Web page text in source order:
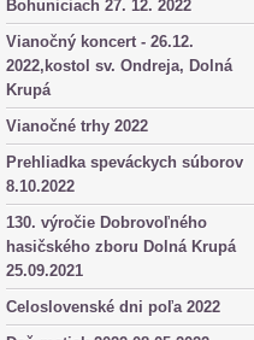
Bohuniciach 27. 12. 2022
Vianočný koncert - 26.12.
2022,kostol sv. Ondreja, Dolná
Krupá
Vianočné trhy 2022
Prehliadka speváckych súborov
8.10.2022
130. výročie Dobrovoľného
hasičského zboru Dolná Krupá
25.09.2021
Celoslovenské dni poľa 2022